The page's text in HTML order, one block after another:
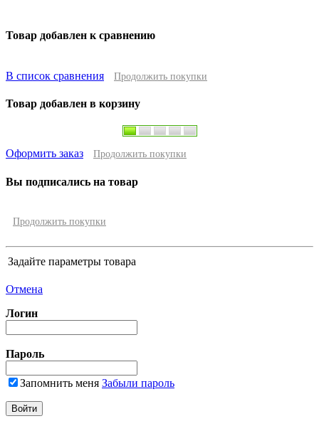
Товар добавлен к сравнению
В список сравнения Продолжить покупки
Товар добавлен в корзину
Оформить заказ Продолжить покупки
Вы подписались на товар
Продолжить покупки
Задайте параметры товара
Отмена
Логин
Пароль
Запомнить меня Забыли пароль